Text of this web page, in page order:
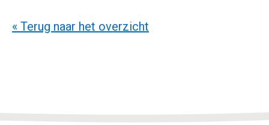
« Terug naar het overzicht